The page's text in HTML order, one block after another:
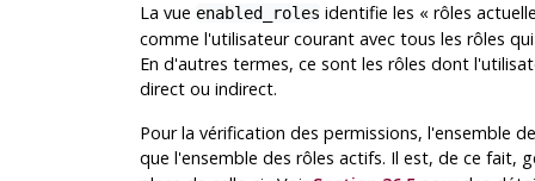
La vue enabled_roles identifie les « rôles
comme l'utilisateur courant avec tous les rôles
En d'autres termes, ce sont les rôles dont
direct ou indirect.
Pour la vérification des permissions, l'ensemble
que l'ensemble des rôles actifs. Il est, de ce fait,